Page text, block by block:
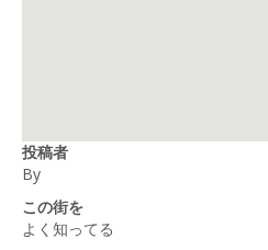
投稿者
By
この街を
よく知ってる